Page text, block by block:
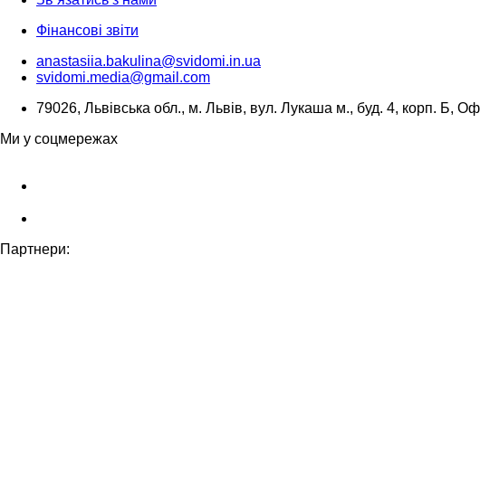
Фінансові звіти
anastasiia.bakulina@svidomi.in.ua
svidomi.media@gmail.com
79026, Львівська обл., м. Львів, вул. Лукаша м., буд. 4, корп. Б,
Ми у соцмережах
Партнери: